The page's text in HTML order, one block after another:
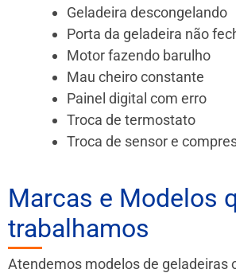
Geladeira descongelando
Porta da geladeira não
Motor fazendo barulho
Mau cheiro constante
Painel digital com erro
Troca de termostato
Troca de sensor e
Marcas e Modelos
trabalhamos
Atendemos modelos de geladeiras